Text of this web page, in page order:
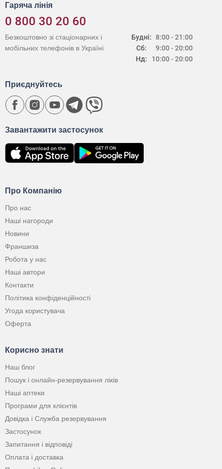
Гаряча лінія
0 800 30 20 60
Будні:
Сб:
Нд:
8:00 - 21:00
9:00 - 20:00
10:00 - 20:00
Безкоштовно зі стаціонарних і
мобільних телефонів в Україні
Про Компанію
Про нас
Наші нагороди
Новини
Франшиза
Робота у нас
Наші автори
Контакти
Політика конфіденційності
Угода користувача
Оферта
Корисно знати
Наш блог
Пошук і онлайн-резервування ліків
Наші аптеки
Програми для клієнтів
Довідка і Служба резервування
Застосунок
Запитання і відповіді
Оплата і доставка
Завантажити застосунок
Приєднуйтесь